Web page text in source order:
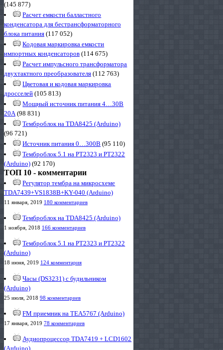
(145 877)
Расчет емкости балластного
конденсатора для бестрансформаторного
блока питания (117 052)
Кодовая маркировка емкости
импортных конденсаторов (114 675)
Расчет импульсного трансформатора
двухтактного преобразователя (112 763)
Цветовая и кодовая маркировка
дросселей (105 813)
Мощный источник питания 4…30В
20А(98 831)
Темброблок на TDA8425 (Arduino)
(96 721)
Источник питания 0…300В (95 110)
Темброблок 5.1 на PT2323 и PT2322
(Arduino) (92 170)
ТОП 10 - комментарии
Регулятор тембра на микросхеме
TDA7439+VS1838B+KY-040 (Arduino)
11 января, 2019 180 комментариев
Темброблок на TDA8425 (Arduino)
1 ноября, 2018 166 комментариев
Темброблок 5.1 на PT2323 и PT2322
(Arduino)
18 июня, 2019 124 комментария
Часы (DS3231) с будильником
(Arduino)
25 июля, 2018 98 комментариев
FM приемник на TEA5767 (Arduino)
17 января, 2019 78 комментариев
Аудиопроцессор TDA7419 + LCD1602
(Arduino)